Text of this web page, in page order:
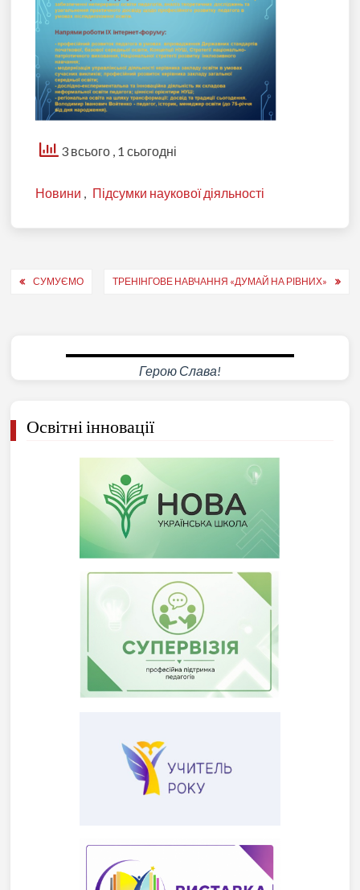
3 всього , 1 сьогодні
Новини , Підсумки наукової діяльності
Навігація
СУМУЄМО ТРЕНІНГОВЕ НАВЧАННЯ «ДУМАЙ НА РІВНИХ»
Герою Слава!
Освітні інновації